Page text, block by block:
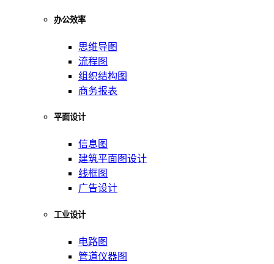
办公效率
思维导图
流程图
组织结构图
商务报表
平面设计
信息图
建筑平面图设计
线框图
广告设计
工业设计
电路图
管道仪器图